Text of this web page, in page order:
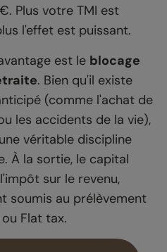
Plus votre TMI est
l'effet est puissant.
est le blocage
. Bien qu'il existe
(comme l'achat de
les accidents de la vie),
véritable discipline
À la sortie, le capital
sur le revenu,
soumis au prélèvement
Flat tax.